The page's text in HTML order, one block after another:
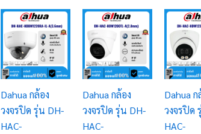
Dahua กล้อง
วงจรปิด รุ่น DH-
HAC-
Dahua กล้อง
วงจรปิด รุ่น DH-
HAC-
Dahua ก
วงจรปิด
HAC-